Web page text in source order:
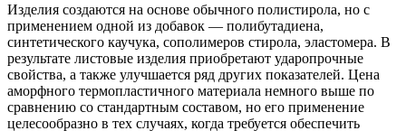
Изделия создаются на основе обычного полистирола, но с
применением одной из добавок — полибутадиена,
синтетического каучука, сополимеров стирола, эластомера. В
результате листовые изделия приобретают ударопрочные
свойства, а также улучшается ряд других показателей. Цена
аморфного термопластичного материала немного выше по
сравнению со стандартным составом, но его применение
целесообразно в тех случаях, когда требуется обеспечить